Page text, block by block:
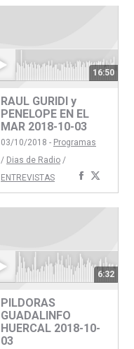
16:50
RAUL GURIDI y
PENELOPE EN EL
MAR 2018-10-03
03/10/2018 - Programas
/ Dias de Radio /
ENTREVISTAS
Compartir
concon
6:32
PILDORAS
GUADALINFO
HUERCAL 2018-10-
03